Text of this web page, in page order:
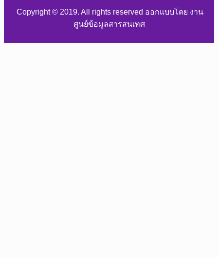
Copyright © 2019. All rights reserved ออกแบบโดย งาน
ศูนย์ข้อมูลสารสนเทศ